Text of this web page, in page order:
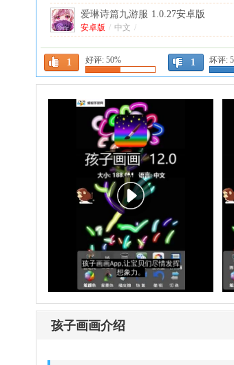
1 好评: 50% 1 坏评:
爱琳诗篇九游服 1.0.27安卓版
安卓版 / 中文 /
漫无止境最新版本(Endless Wander)
卓版
安卓版 / 中文
异世界废物摆烂崛起之无限启灵免
开荒手游 1.1.3安卓版
安卓版 / 中文 /
听说这里有怪兽内置菜单版 3.0.1
中文 /
孩子画画介绍